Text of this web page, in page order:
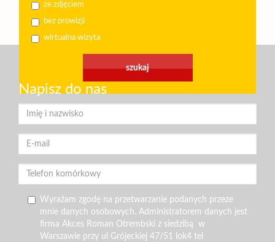
ze zdjęciem
bez prowizji
wirtualna wizyta
Napisz do nas
Wyrażam zgodę na przetwarzanie podanych przeze
mnie danych osobowych. Administratorem danych jest
firma Akces Roman Otrembski z siedzibą w
Warszawie przy ul Grójeckiej 47/51 lok4 tel